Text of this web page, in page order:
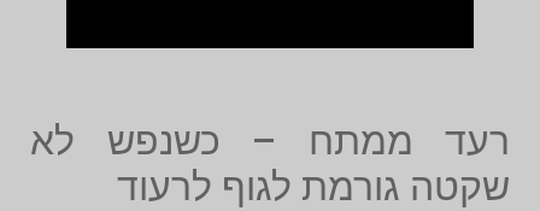
רעד ממתח – כשנפש לא
שקטה גורמת לגוף לרעוד